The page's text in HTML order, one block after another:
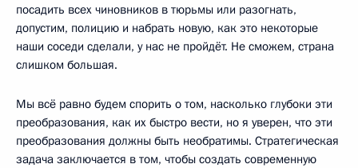
посадить всех чиновников в тюрьмы или разогнать,
допустим, полицию и набрать новую, как это некоторые
наши соседи сделали, у нас не пройдёт. Не сможем, страна
слишком большая.
Мы всё равно будем спорить о том, насколько глубоки эти
преобразования, как их быстро вести, но я уверен, что эти
преобразования должны быть необратимы. Стратегическая
задача заключается в том, чтобы создать современную